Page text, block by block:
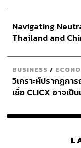
Navigating
Thailand and
BUSINESS /
วิเคราะห์ปรากฏก
เชื่อ CLICX อาจเป็
เรือนไทยที่ถูกซุกไว้